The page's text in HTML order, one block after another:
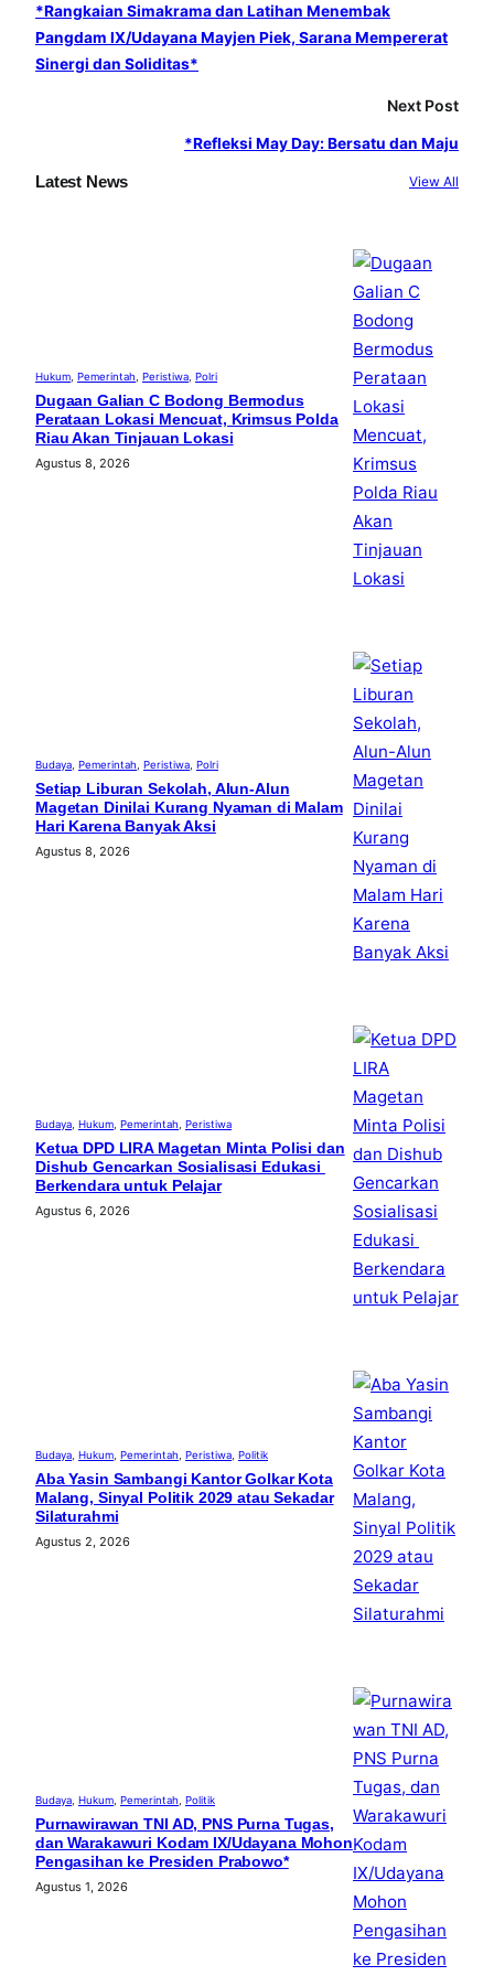
o
k
r
a
m
e
*Rangkaian Simakrama dan Latihan Menembak
Pangdam lX/Udayana Mayjen Piek, Sarana Mempererat
Sinergi dan Soliditas*
Next Post
*Refleksi May Day: Bersatu dan Maju
Latest News View All
Hukum, Pemerintah, Peristiwa, Polri
Dugaan Galian C Bodong Bermodus
Perataan Lokasi Mencuat, Krimsus Polda
Riau Akan Tinjauan Lokasi
Agustus 8, 2026
Budaya, Pemerintah, Peristiwa, Polri
Setiap Liburan Sekolah, Alun-Alun
Magetan Dinilai Kurang Nyaman di Malam
Hari Karena Banyak Aksi
Agustus 8, 2026
Budaya, Hukum, Pemerintah, Peristiwa
Ketua DPD LIRA Magetan Minta Polisi dan
Dishub Gencarkan Sosialisasi Edukasi
Berkendara untuk Pelajar
Agustus 6, 2026
Budaya, Hukum, Pemerintah, Peristiwa, Politik
Aba Yasin Sambangi Kantor Golkar Kota
Malang, Sinyal Politik 2029 atau Sekadar
Silaturahmi
Agustus 2, 2026
Budaya, Hukum, Pemerintah, Politik
Purnawirawan TNI AD, PNS Purna Tugas,
dan Warakawuri Kodam IX/Udayana Mohon
Pengasihan ke Presiden Prabowo*
Agustus 1, 2026